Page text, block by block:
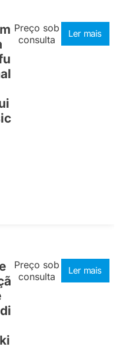
Preço sob
consulta
Ler mais
Preço sob
consulta
Ler mais